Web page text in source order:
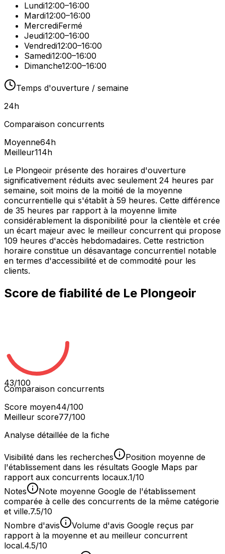
Lundi12:00–16:00
Mardi12:00–16:00
MercrediFermé
Jeudi12:00–16:00
Vendredi12:00–16:00
Samedi12:00–16:00
Dimanche12:00–16:00
Temps d'ouverture / semaine
24h
Comparaison concurrents
Moyenne64h
Meilleur114h
Le Plongeoir présente des horaires d'ouverture
significativement réduits avec seulement 24 heures par
semaine, soit moins de la moitié de la moyenne
concurrentielle qui s'établit à 59 heures. Cette différence
de 35 heures par rapport à la moyenne limite
considérablement la disponibilité pour la clientèle et crée
un écart majeur avec le meilleur concurrent qui propose
109 heures d'accès hebdomadaires. Cette restriction
horaire constitue un désavantage concurrentiel notable
en termes d'accessibilité et de commodité pour les
clients.
Score de fiabilité de Le Plongeoir
43/100
Comparaison concurrents
Score moyen44/100
Meilleur score77/100
Analyse détaillée de la fiche
Visibilité dans les recherches
Position moyenne de
l'établissement dans les résultats Google Maps par
rapport aux concurrents locaux.1/10
Notes
Note moyenne Google de l'établissement
comparée à celle des concurrents de la même catégorie
et ville.7.5/10
Nombre d'avis
Volume d'avis Google reçus par
rapport à la moyenne et au meilleur concurrent
local.4.5/10